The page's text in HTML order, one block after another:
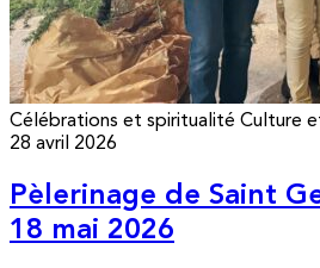
Célébrations et spiritualité Culture
28 avril 2026
Pèlerinage de Saint
18 mai 2026